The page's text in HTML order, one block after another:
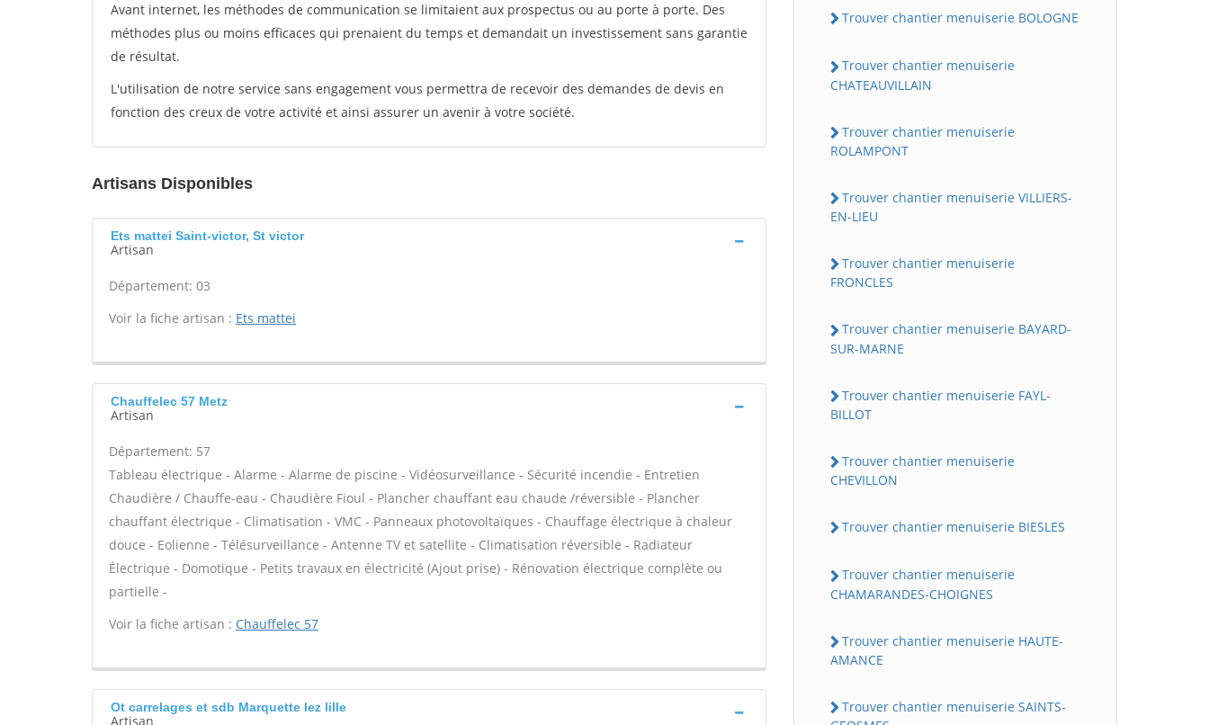
Avant internet, les méthodes de communication se limitaient aux prospectus ou au porte à porte. Des
méthodes plus ou moins efficaces qui prenaient du temps et demandait un investissement sans garantie
de résultat.
L'utilisation de notre service sans engagement vous permettra de recevoir des demandes de devis en
fonction des creux de votre activité et ainsi assurer un avenir à votre société.
Artisans Disponibles
Ets mattei Saint-victor, St victor
Artisan
Département: 03
Voir la fiche artisan : Ets mattei
Chauffelec 57 Metz
Artisan
Département: 57
Tableau électrique - Alarme - Alarme de piscine - Vidéosurveillance - Sécurité incendie - Entretien
Chaudière / Chauffe-eau - Chaudière Fioul - Plancher chauffant eau chaude /réversible - Plancher
chauffant électrique - Climatisation - VMC - Panneaux photovoltaïques - Chauffage électrique à chaleur
douce - Eolienne - Télésurveillance - Antenne TV et satellite - Climatisation réversible - Radiateur
Électrique - Domotique - Petits travaux en électricité (Ajout prise) - Rénovation électrique complète ou
partielle -
Voir la fiche artisan : Chauffelec 57
Ot carrelages et sdb Marquette lez lille
Artisan
Trouver chantier menuiserie BOLOGNE
Trouver chantier menuiserie
CHATEAUVILLAIN
Trouver chantier menuiserie
ROLAMPONT
Trouver chantier menuiserie VILLIERS-
EN-LIEU
Trouver chantier menuiserie
FRONCLES
Trouver chantier menuiserie BAYARD-
SUR-MARNE
Trouver chantier menuiserie FAYL-
BILLOT
Trouver chantier menuiserie
CHEVILLON
Trouver chantier menuiserie BIESLES
Trouver chantier menuiserie
CHAMARANDES-CHOIGNES
Trouver chantier menuiserie HAUTE-
AMANCE
Trouver chantier menuiserie SAINTS-